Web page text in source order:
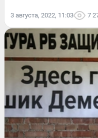
3 августа, 2022, 11:03 7